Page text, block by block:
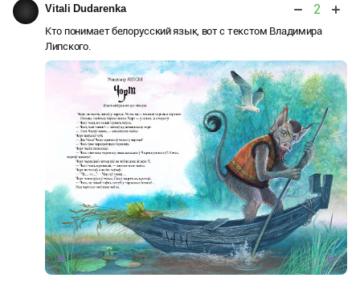
Vitali Dudarenka 2
Кто понимает белорусский язык, вот с текстом Владимира
Липского.